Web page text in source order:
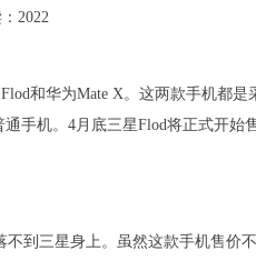
2022
和华为Mate X。这两款手机都是
手机。4月底三星Flod将正式开始
到三星身上。虽然这款手机售价